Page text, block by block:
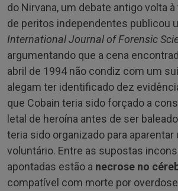
do Nirvana, um debate antigo volta
de peritos independentes publicou
International Journal of Forensic
argumentando que a cena
abril de 1994 não condiz com um
alegam ter identificado dez
que Cobain teria sido forçado a
letal de heroína antes de ser
teria sido organizado para aparentar
voluntário. Entre as supostas
apontadas estão a necrose no
compatível com morte por